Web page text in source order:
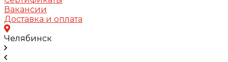
Вакансии
Доставка и оплата
Челябинск